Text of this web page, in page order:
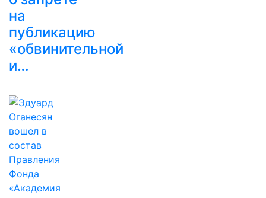
на
публикацию
«обвинительной
и…